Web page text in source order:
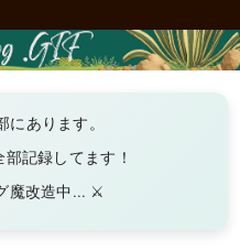
にあります。
記録してます！
魔改造中... ⚔️